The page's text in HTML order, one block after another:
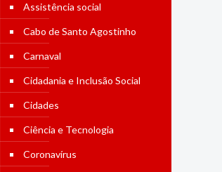
Assistência social
Cabo de Santo Agostinho
Carnaval
Cidadania e Inclusão Social
Cidades
Ciência e Tecnologia
Coronavírus